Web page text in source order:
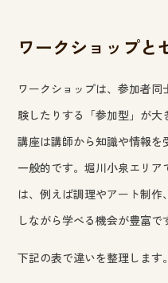
ワークショップと
ワークショップは、参加者
験したりする「参加型」が
講座は講師から知識や情報
一般的です。堀川小泉エリ
は、例えば調理やアート制
しながら学べる機会が豊富で
下記の表で違いを整理します。